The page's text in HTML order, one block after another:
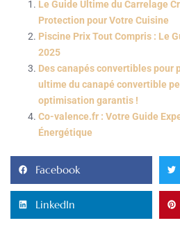
Le Guide Ultime du Carrelage
Protection pour Votre Cuisine
Piscine Prix Tout Compris : Le
2025
Des canapés convertibles pour
ultime du canapé convertible
optimisation garantis !
Co-valence.fr : Votre Guide
Énergétique
Facebook
LinkedIn